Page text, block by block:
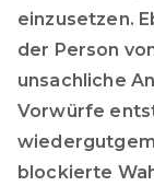
einzusetzen.
der Person
unsachliche
Vorwürfe
blockierte